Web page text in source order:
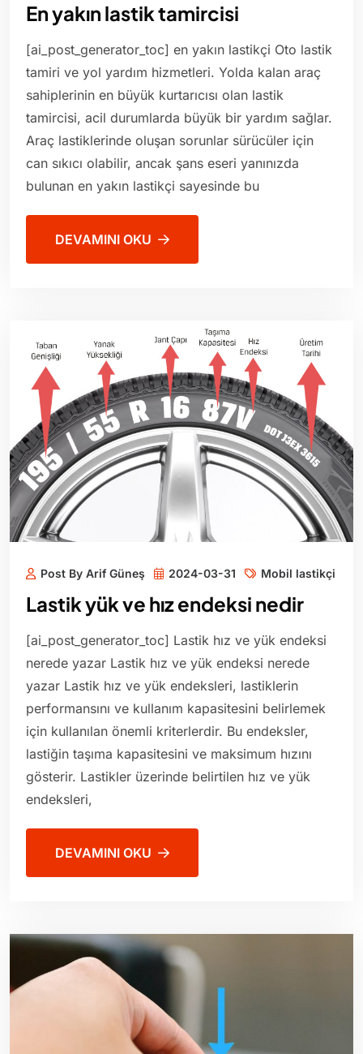
En yakın lastik tamircisi
[ai_post_generator_toc] en yakın lastikçi Oto lastik
tamiri ve yol yardım hizmetleri. Yolda kalan araç
sahiplerinin en büyük kurtarıcısı olan lastik
tamircisi, acil durumlarda büyük bir yardım sağlar.
Araç lastiklerinde oluşan sorunlar sürücüler için
can sıkıcı olabilir, ancak şans eseri yanınızda
bulunan en yakın lastikçi sayesinde bu
DEVAMINI OKU
Post By Arif Güneş 2024-03-31 Mobil lastikçi
Lastik yük ve hız endeksi nedir
[ai_post_generator_toc] Lastik hız ve yük endeksi
nerede yazar Lastik hız ve yük endeksi nerede
yazar Lastik hız ve yük endeksleri, lastiklerin
performansını ve kullanım kapasitesini belirlemek
için kullanılan önemli kriterlerdir. Bu endeksler,
lastiğin taşıma kapasitesini ve maksimum hızını
gösterir. Lastikler üzerinde belirtilen hız ve yük
endeksleri,
DEVAMINI OKU